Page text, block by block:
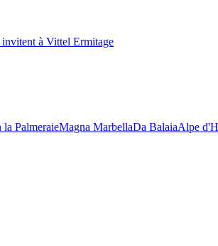
à Vittel Ermitage
la PalmeraieMagna MarbellaDa BalaiaAlpe